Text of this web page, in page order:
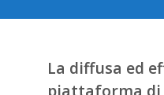
La diffusa ed
piattaforma